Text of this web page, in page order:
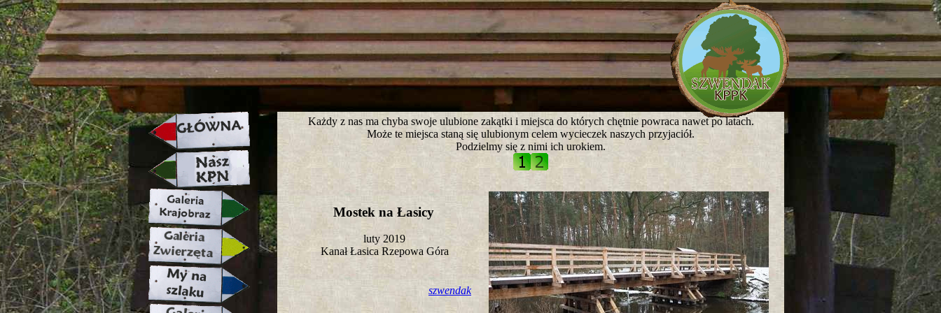
strona w naprawie zapraszamy jutro ;)
Każdy z nas ma chyba swoje ulubione zakątki i miejsca do których chętnie powraca nawet po latach.
Może te miejsca staną się ulubionym celem wycieczek naszych przyjaciół.
Podzielmy się z nimi ich urokiem.
Mostek na Łasicy
luty 2019
Kanał Łasica Rzepowa Góra
szwendak